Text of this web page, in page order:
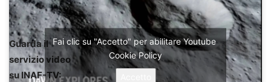
Guarda il
servizio video
su INAF-TV:
Fai clic su "Accetto" per abilitare Youtube
Cookie Policy